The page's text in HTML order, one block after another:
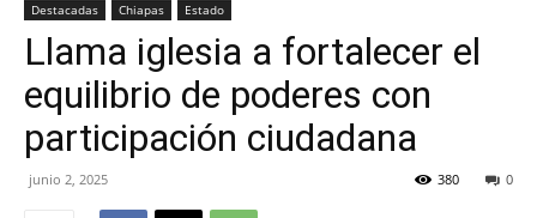
Destacadas Chiapas Estado
Llama iglesia a fortalecer el
equilibrio de poderes con
participación ciudadana
junio 2, 2025 0
380